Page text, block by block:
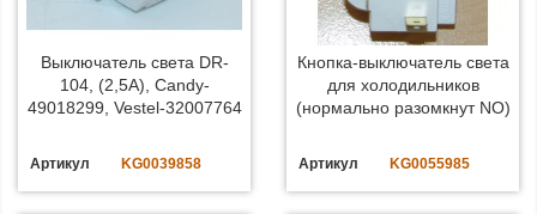
Выключатель света DR-
104, (2,5А), Candy-
49018299, Vestel-32007764
Артикул KG0039858
Кнопка-выключатель света
для холодильников
(нормально разомкнут NO)
Артикул KG0055985